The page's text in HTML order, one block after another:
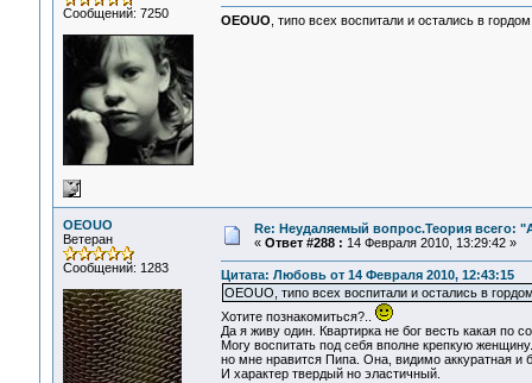
Сообщений: 7250
OEOUO , типо всех воспитали и остались в
OEOUO
Ветеран
Сообщений: 1283
Re: Неудаляемый вопрос.Теория всего:
« Ответ #288 : 14 Февраля 2010, 13:29:42 »
Цитата: Любовь от 14 Февраля 2010, 12:43:15
OEOUO, типо всех воспитали и остались в
Хотите познакомиться?..
Да я живу один. Квартирка не бог весть какая по
Могу воспитать под себя вполне крепкую
но мне нравится Пипа. Она, видимо аккуратная и
И характер твердый но эластичный.